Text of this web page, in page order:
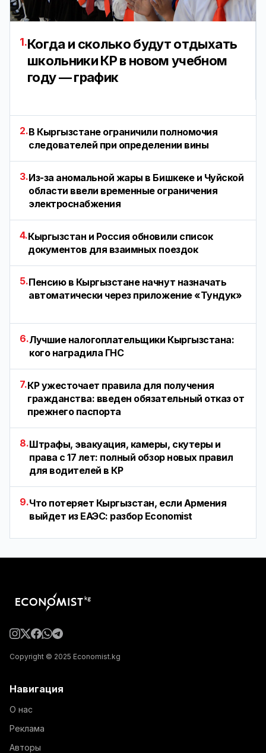
1.Когда и сколько будут отдыхать
школьники КР в новом учебном
году — график
2.В Кыргызстане ограничили полномочия
следователей при определении вины
3.Из-за аномальной жары в Бишкеке и Чуйской
области ввели временные ограничения
электроснабжения
4.Кыргызстан и Россия обновили список
документов для взаимных поездок
5.Пенсию в Кыргызстане начнут назначать
автоматически через приложение «Тундук»
6.Лучшие налогоплательщики Кыргызстана:
кого наградила ГНС
7.КР ужесточает правила для получения
гражданства: введен обязательный отказ от
прежнего паспорта
8.Штрафы, эвакуация, камеры, скутеры и
права с 17 лет: полный обзор новых правил
для водителей в КР
9.Что потеряет Кыргызстан, если Армения
выйдет из ЕАЭС: разбор Economist
Copyright © 2025 Economist.kg
Навигация
О нас
Реклама
Авторы